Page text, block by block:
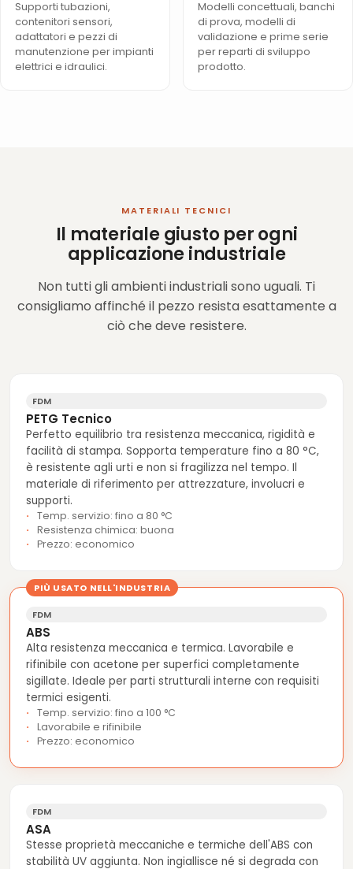
Supporti tubazioni,
contenitori sensori,
adattatori e pezzi di
manutenzione per impianti
elettrici e idraulici.
Modelli concettuali, banchi
di prova, modelli di
validazione e prime serie
per reparti di sviluppo
prodotto.
MATERIALI TECNICI
Il materiale giusto per ogni
applicazione industriale
Non tutti gli ambienti industriali sono uguali. Ti
consigliamo affinché il pezzo resista esattamente a
ciò che deve resistere.
FDM
PETG Tecnico
Perfetto equilibrio tra resistenza meccanica, rigidità e
facilità di stampa. Sopporta temperature fino a 80 °C,
è resistente agli urti e non si fragilizza nel tempo. Il
materiale di riferimento per attrezzature, involucri e
supporti.
Temp. servizio: fino a 80 °C
Resistenza chimica: buona
Prezzo: economico
PIÙ USATO NELL'INDUSTRIA
FDM
ABS
Alta resistenza meccanica e termica. Lavorabile e
rifinibile con acetone per superfici completamente
sigillate. Ideale per parti strutturali interne con requisiti
termici esigenti.
Temp. servizio: fino a 100 °C
Lavorabile e rifinibile
Prezzo: economico
FDM
ASA
Stesse proprietà meccaniche e termiche dell'ABS con
stabilità UV aggiunta. Non ingiallisce né si degrada con